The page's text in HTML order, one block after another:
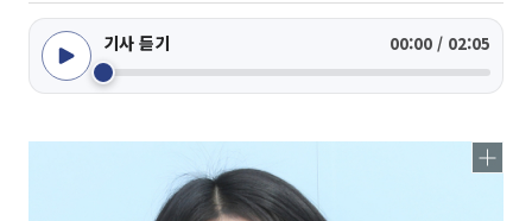
기사 듣기 00:00 / 02:05